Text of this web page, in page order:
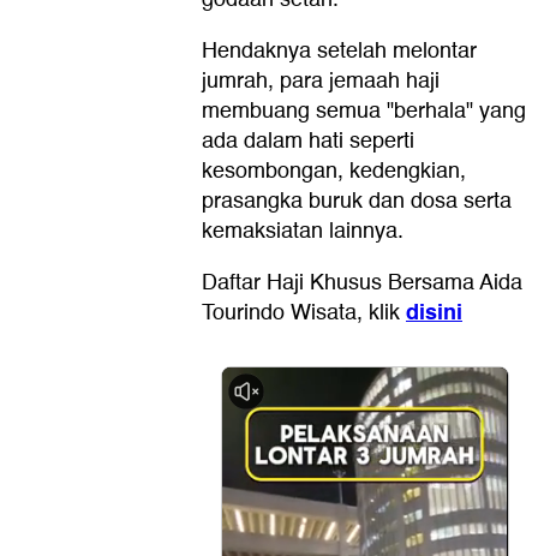
Hendaknya setelah melontar
jumrah, para jemaah haji
membuang semua "berhala" yang
ada dalam hati seperti
kesombongan, kedengkian,
prasangka buruk dan dosa serta
kemaksiatan lainnya.
Daftar Haji Khusus Bersama Aida
Tourindo Wisata, klikdisini